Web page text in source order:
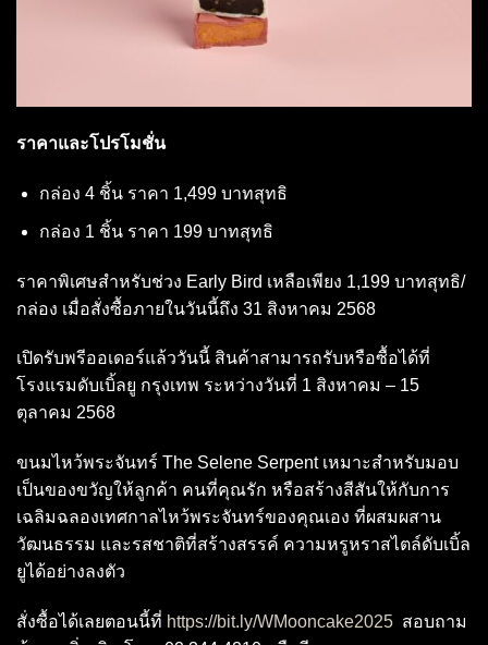
ราคาและโปรโมชั่น
กล่อง 4 ชิ้น ราคา 1,499 บาทสุทธิ
กล่อง 1 ชิ้น ราคา 199 บาทสุทธิ
ราคาพิเศษสำหรับช่วง Early Bird เหลือเพียง 1,199 บาทสุทธิ/
กล่อง เมื่อสั่งซื้อภายในวันนี้ถึง 31 สิงหาคม 2568
เปิดรับพรีออเดอร์แล้ววันนี้ สินค้าสามารถรับหรือซื้อได้ที่
โรงแรมดับเบิ้ลยู กรุงเทพ ระหว่างวันที่ 1 สิงหาคม – 15
ตุลาคม 2568
ขนมไหว้พระจันทร์ The Selene Serpent เหมาะสำหรับมอบ
เป็นของขวัญให้ลูกค้า คนที่คุณรัก หรือสร้างสีสันให้กับการ
เฉลิมฉลองเทศกาลไหว้พระจันทร์ของคุณเอง ที่ผสมผสาน
วัฒนธรรม และรสชาติที่สร้างสรรค์ ความหรูหราสไตล์ดับเบิ้ล
ยูได้อย่างลงตัว
สั่งซื้อได้เลยตอนนี้ที่ https://bit.ly/WMooncake2025 สอบถาม